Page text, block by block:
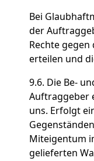
Bei
der
Rechte
erteilen und
9.6. Die Be-
Auftraggeber
uns. Erfolgt
Miteigentum
gelieferten